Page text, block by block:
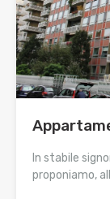
In stabile
proponiamo,